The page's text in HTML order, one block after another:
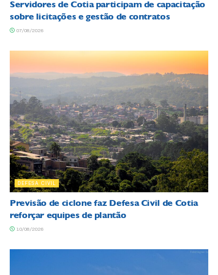
Servidores de Cotia participam de capacitação
sobre licitações e gestão de contratos
07/08/2026
DEFESA CIVIL
Previsão de ciclone faz Defesa Civil de Cotia
reforçar equipes de plantão
10/08/2026